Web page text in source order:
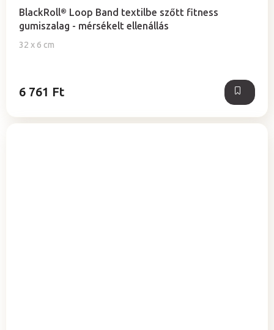
BlackRoll® Loop Band textilbe szőtt fitness
gumiszalag - mérsékelt ellenállás
32 x 6 cm
6 761 Ft